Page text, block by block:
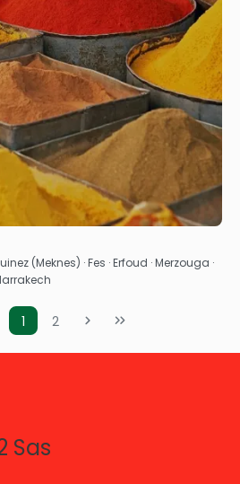
(Meknes) · Fes · Erfoud · Merzouga ·
1 2
Sas